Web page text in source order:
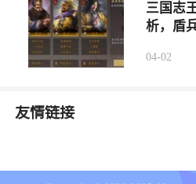
三国志
析，盾
04-02
友情链接